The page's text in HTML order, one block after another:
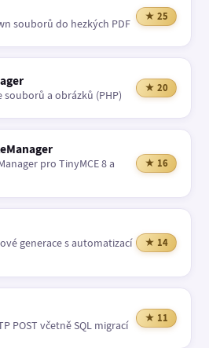
souborů do hezkých PDF
★ 25
souborů a obrázků (PHP)
★ 20
pro TinyMCE 8 a
★ 16
generace s automatizací
★ 14
POST včetně SQL migrací
★ 11